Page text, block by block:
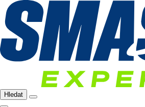
Hledat